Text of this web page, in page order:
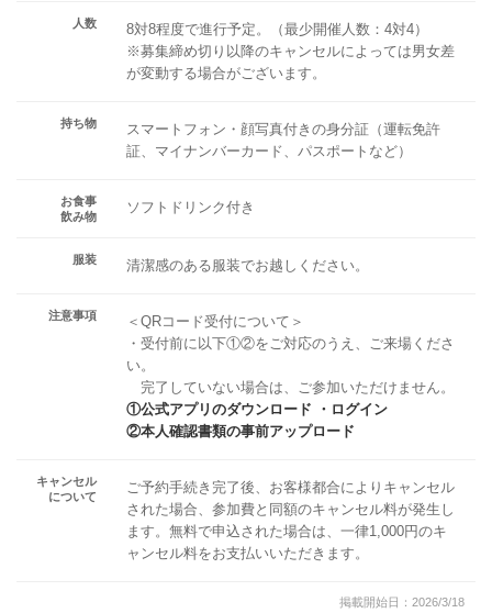
人数
8対8程度で進行予定。（最少開催人数：4対4）
※募集締め切り以降のキャンセルによっては男女差
が変動する場合がございます。
持ち物
スマートフォン・顔写真付きの身分証（運転免許
証、マイナンバーカード、パスポートなど）
お食事
飲み物
ソフトドリンク付き
服装 清潔感のある服装でお越しください。
注意事項
＜QRコード受付について＞
・受付前に以下①②をご対応のうえ、ご来場くださ
い。
完了していない場合は、ご参加いただけません。
①公式アプリのダウンロード ・ログイン
②本人確認書類の事前アップロード
キャンセル
について
ご予約手続き完了後、お客様都合によりキャンセル
された場合、参加費と同額のキャンセル料が発生し
ます。無料で申込された場合は、一律1,000円のキ
ャンセル料をお支払いいただきます。
掲載開始日：2026/3/18